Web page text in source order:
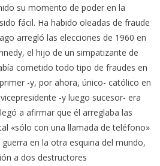
su momento de poder en la
fácil. Ha habido oleadas de fraude
arregló las elecciones de 1960 en
el hijo de un simpatizante de
cometido todo tipo de fraudes en
-y, por ahora, único- católico en
-y luego sucesor- era
a afirmar que él arreglaba las
«sólo con una llamada de teléfono»
guerra en la otra esquina del mundo,
a dos destructores